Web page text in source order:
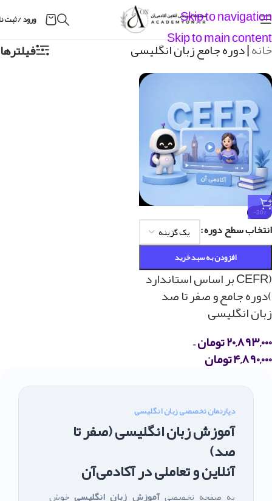
Skip to navigation
Skip to main content
ورود / ثبت
خانه|دوره جامع زبان انگلیسی فیلترها
-30%
انتخاب سطح دوره
افزودن به سبد خرید
(CEFR بر اساس استاندارد
)دوره جامع و صفر تا صد
زبان انگلیسی
۲۰,۸۹۳,۰۰۰تومان–
۴,۸۹۰,۰۰۰تومان
دپارتمان تخصصی زبان انگلیسی
آموزش زبان انگلیسی (صفر تا
صد)
آنلاین و تعاملی در آکادمی‌آن
به صفحه تخصصیآموزش زبان انگلیسیخوش